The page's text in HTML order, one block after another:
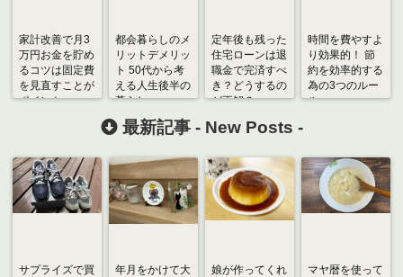
家計改善で月3
万円お金を貯め
るコツは固定費
を見直すことが
ポイント
都会暮らしのメ
リットデメリッ
ト 50代から考
える人生後半の
暮らし
定年後も残った
住宅ローンは退
職金で完済すべ
き？どうするの
が正解？
時間を費やすよ
り効果的！ 節
約を効率的する
為の3つのルー
ル
最新記事 - New Posts -
サプライズで買
年月をかけて大
娘が作ってくれ
マヤ暦を使って